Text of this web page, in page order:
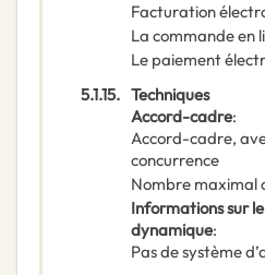
Facturation
La commande en
Le paiement
5.1.15. Techniques
Accord-cadre:
Accord-cadre,
concurrence
Nombre maximal
Informations sur
dynamique:
Pas de système